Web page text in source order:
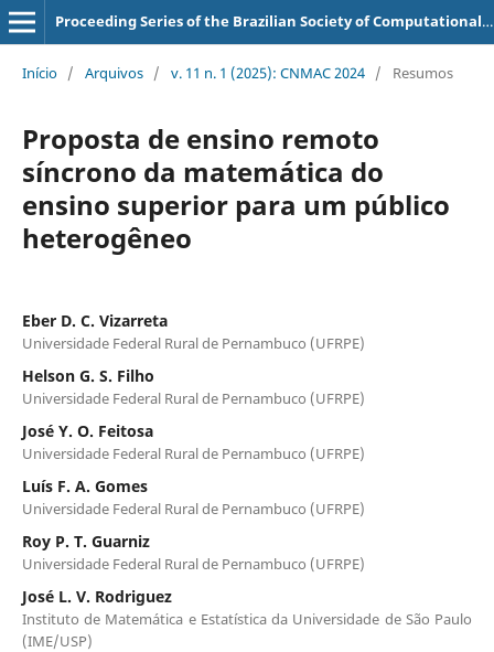
Proceeding Series of the Brazilian Society of Computational and Applied Mathematics
Início / Arquivos / v. 11 n. 1 (2025): CNMAC 2024 / Resumos
Proposta de ensino remoto
síncrono da matemática do
ensino superior para um público
heterogêneo
Eber D. C. Vizarreta
Universidade Federal Rural de Pernambuco (UFRPE)
Helson G. S. Filho
Universidade Federal Rural de Pernambuco (UFRPE)
José Y. O. Feitosa
Universidade Federal Rural de Pernambuco (UFRPE)
Luís F. A. Gomes
Universidade Federal Rural de Pernambuco (UFRPE)
Roy P. T. Guarniz
Universidade Federal Rural de Pernambuco (UFRPE)
José L. V. Rodriguez
Instituto de Matemática e Estatística da Universidade de São Paulo
(IME/USP)